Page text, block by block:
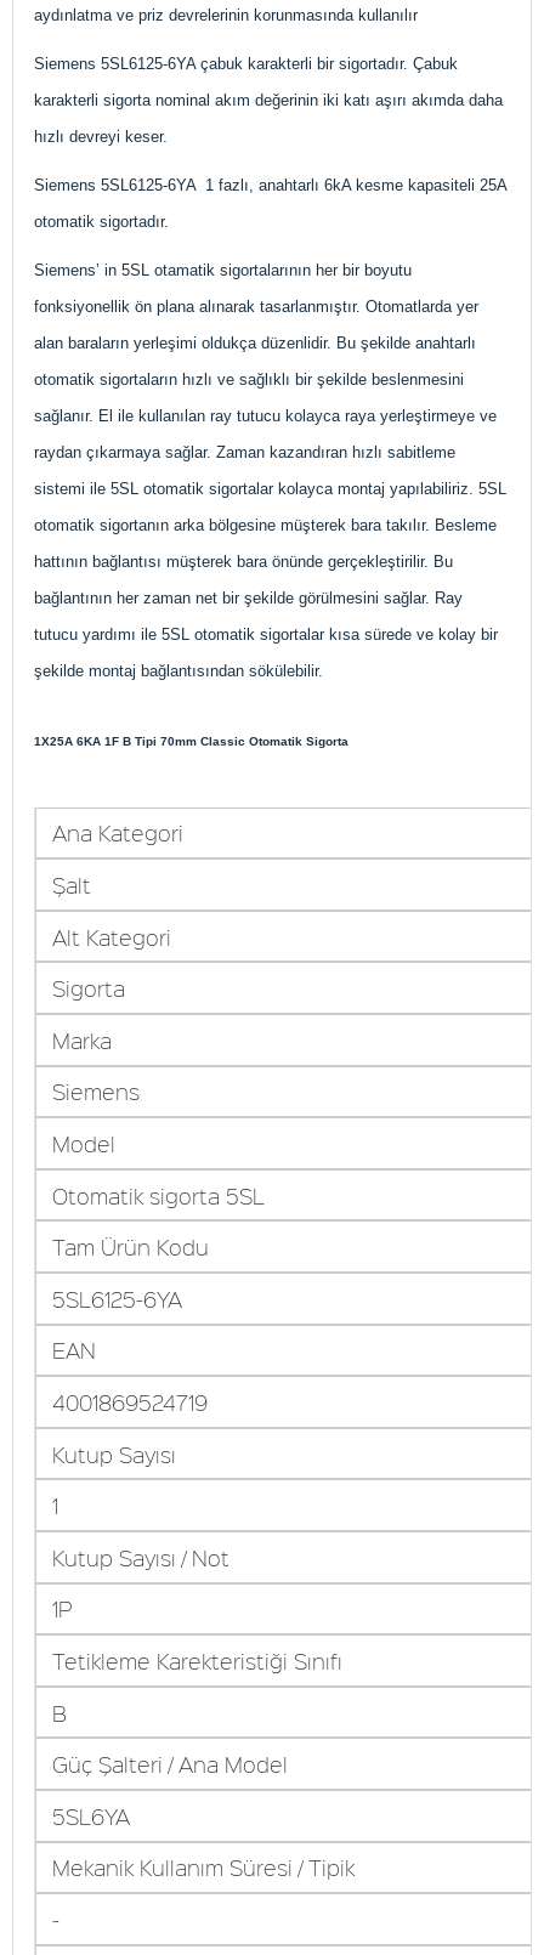
aydınlatma ve priz devrelerinin korunmasında kullanılır
Siemens 5SL6125-6YA çabuk karakterli bir sigortadır. Çabuk
karakterli sigorta nominal akım değerinin iki katı aşırı akımda daha
hızlı devreyi keser.
Siemens 5SL6125-6YA 1 fazlı, anahtarlı 6kA kesme kapasiteli 25A
otomatik sigortadır.
Siemens’ in 5SL otamatik sigortalarının her bir boyutu
fonksiyonellik ön plana alınarak tasarlanmıştır. Otomatlarda yer
alan baraların yerleşimi oldukça düzenlidir. Bu şekilde anahtarlı
otomatik sigortaların hızlı ve sağlıklı bir şekilde beslenmesini
sağlanır. El ile kullanılan ray tutucu kolayca raya yerleştirmeye ve
raydan çıkarmaya sağlar. Zaman kazandıran hızlı sabitleme
sistemi ile 5SL otomatik sigortalar kolayca montaj yapılabiliriz. 5SL
otomatik sigortanın arka bölgesine müşterek bara takılır. Besleme
hattının bağlantısı müşterek bara önünde gerçekleştirilir. Bu
bağlantının her zaman net bir şekilde görülmesini sağlar. Ray
tutucu yardımı ile 5SL otomatik sigortalar kısa sürede ve kolay bir
şekilde montaj bağlantısından sökülebilir.
1X25A 6KA 1F B Tipi 70mm Classic Otomatik Sigorta
Ana Kategori
Şalt
Alt Kategori
Sigorta
Marka
Siemens
Model
Otomatik sigorta 5SL
Tam Ürün Kodu
5SL6125-6YA
EAN
4001869524719
Kutup Sayısı
1
Kutup Sayısı / Not
1P
Tetikleme Karekteristiği Sınıfı
B
Güç Şalteri / Ana Model
5SL6YA
Mekanik Kullanım Süresi / Tipik
-